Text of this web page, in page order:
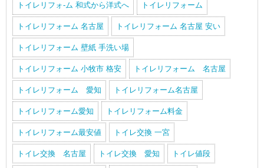
トイレリフォ-ム 和式から洋式へ トイレリフォーム
トイレリフォーム 名古屋 トイレリフォーム 名古屋 安い
トイレリフォーム 壁紙 手洗い場
トイレリフォーム 小牧市 格安 トイレリフォーム 名古屋
トイレリフォーム 愛知 トイレリフォーム名古屋
トイレリフォーム愛知 トイレリフォーム料金
トイレリフォーム最安値 トイレ交換 一宮
トイレ交換 名古屋 トイレ交換 愛知 トイレ値段